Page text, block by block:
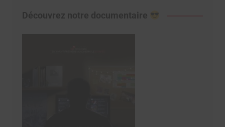
Découvrez notre documentaire